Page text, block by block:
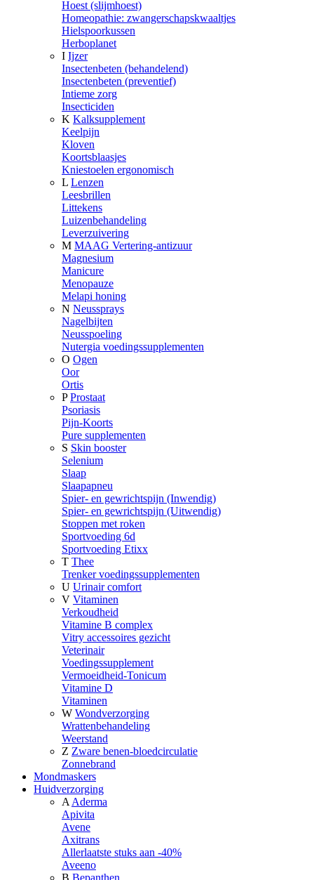
Hoest (slijmhoest)
Homeopathie: zwangerschapskwaaltjes
Hielspoorkussen
Herboplanet
I Ijzer
Insectenbeten (behandelend)
Insectenbeten (preventief)
Intieme zorg
Insecticiden
K Kalksupplement
Keelpijn
Kloven
Koortsblaasjes
Kniestoelen ergonomisch
L Lenzen
Leesbrillen
Littekens
Luizenbehandeling
Leverzuivering
M MAAG Vertering-antizuur
Magnesium
Manicure
Menopauze
Melapi honing
N Neussprays
Nagelbijten
Neusspoeling
Nutergia voedingssupplementen
O Ogen
Oor
Ortis
P Prostaat
Psoriasis
Pijn-Koorts
Pure supplementen
S Skin booster
Selenium
Slaap
Slaapapneu
Spier- en gewrichtspijn (Inwendig)
Spier- en gewrichtspijn (Uitwendig)
Stoppen met roken
Sportvoeding 6d
Sportvoeding Etixx
T Thee
Trenker voedingssupplementen
U Urinair comfort
V Vitaminen
Verkoudheid
Vitamine B complex
Vitry accessoires gezicht
Veterinair
Voedingssupplement
Vermoeidheid-Tonicum
Vitamine D
Vitaminen
W Wondverzorging
Wrattenbehandeling
Weerstand
Z Zware benen-bloedcirculatie
Zonnebrand
Mondmaskers
Huidverzorging
A Aderma
Apivita
Avene
Axitrans
Allerlaatste stuks aan -40%
Aveeno